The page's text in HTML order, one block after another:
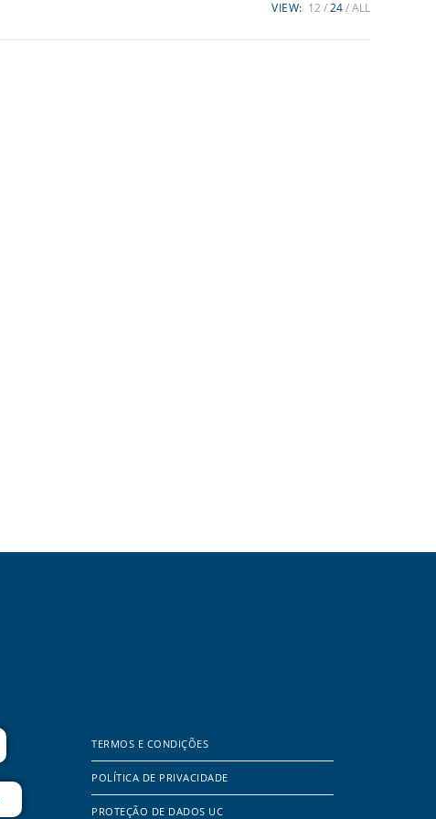
VIEW: 12 24 ALL
TERMOS E CONDIÇÕES
POLÍTICA DE PRIVACIDADE
PROTEÇÃO DE DADOS UC